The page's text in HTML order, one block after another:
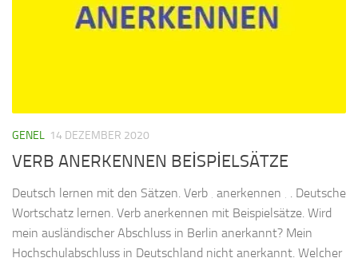
GENEL 14 DEZEMBER 2020
VERB ANERKENNEN BEİSPİELSÄTZE
Deutsch lernen mit den Sätzen. Verb ‚ anerkennen ‚ . Deutsche
Wortschatz lernen. Verb anerkennen mit Beispielsätze. Wird
mein ausländischer Abschluss in Berlin anerkannt? Mein
Hochschulabschluss in Deutschland nicht anerkannt. Welcher